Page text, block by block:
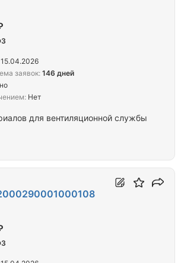
материалов для вентиляционной службы
15.04.2026
заявок: 146 дней
Нет